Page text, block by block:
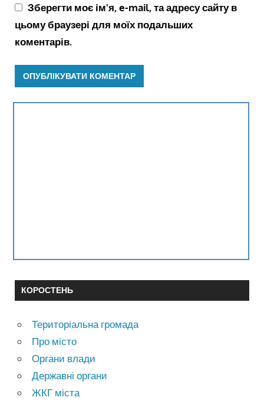
Зберегти моє ім'я, e-mail, та адресу сайту в
цьому браузері для моїх подальших
коментарів.
КОРОСТЕНЬ
Територіальна громада
Про місто
Органи влади
Державні органи
ЖКГ міста